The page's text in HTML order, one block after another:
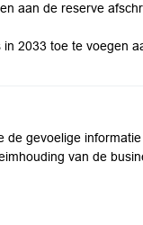
aan de reserve
2033 toe te voegen
de gevoelige
van de